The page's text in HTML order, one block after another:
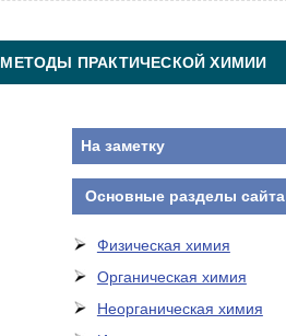
МЕТОДЫ ПРАКТИЧЕСКОЙ ХИМИИ
На заметку
Основные разделы сайта
Физическая химия
Органическая химия
Неорганическая химия